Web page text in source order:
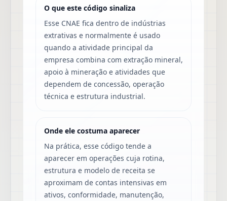
O que este código sinaliza
Esse CNAE fica dentro de indústrias
extrativas e normalmente é usado
quando a atividade principal da
empresa combina com extração mineral,
apoio à mineração e atividades que
dependem de concessão, operação
técnica e estrutura industrial.
Onde ele costuma aparecer
Na prática, esse código tende a
aparecer em operações cuja rotina,
estrutura e modelo de receita se
aproximam de contas intensivas em
ativos, conformidade, manutenção,